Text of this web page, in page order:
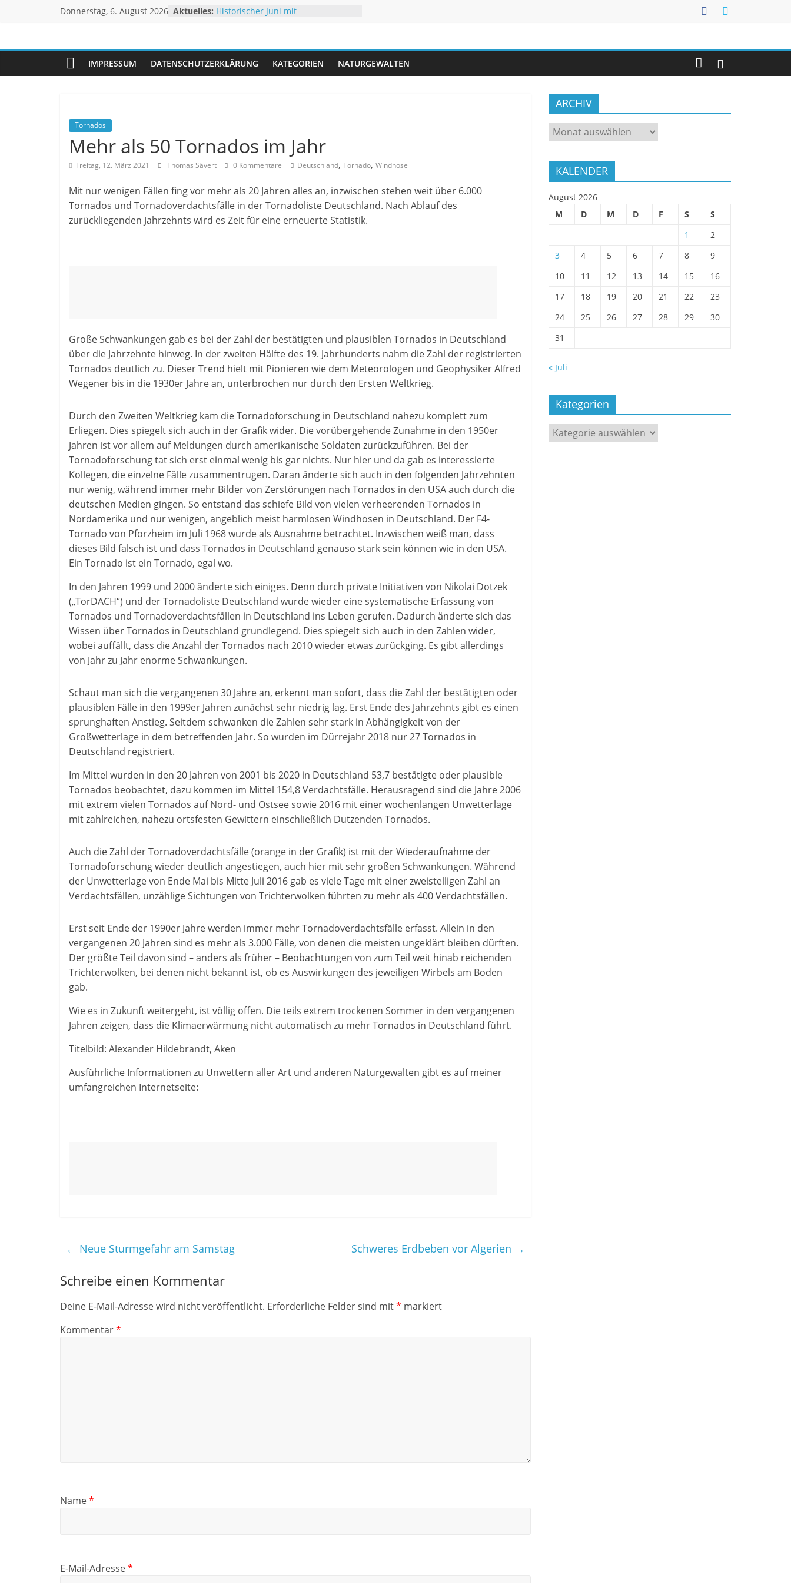
Donnerstag, 6. August 2026 Aktuelles: Historischer Juni mit
Rheinpegel mit neuen Rekorden
Sturm BERTHA trifft USA
Extremes Niedrigwasser – kaum
Unwetteragentur
powered
IMPRESSUM DATENSCHUTZERKLÄRUNG KATEGORIEN NATURGEWALTEN
Tornados
Mehr als 50 Tornados im Jahr
Freitag, 12. März 2021 Thomas Sävert 0 Kommentare Deutschland, Tornado, Windhose
Mit nur wenigen Fällen fing vor mehr als 20 Jahren alles an, inzwischen stehen weit über 6.000
Tornados und Tornadoverdachtsfälle in der Tornadoliste Deutschland. Nach Ablauf des
zurückliegenden Jahrzehnts wird es Zeit für eine erneuerte Statistik.
Große Schwankungen gab es bei der Zahl der bestätigten und plausiblen Tornados in Deutschland
über die Jahrzehnte hinweg. In der zweiten Hälfte des 19. Jahrhunderts nahm die Zahl der registrierten
Tornados deutlich zu. Dieser Trend hielt mit Pionieren wie dem Meteorologen und Geophysiker Alfred
Wegener bis in die 1930er Jahre an, unterbrochen nur durch den Ersten Weltkrieg.
Durch den Zweiten Weltkrieg kam die Tornadoforschung in Deutschland nahezu komplett zum
Erliegen. Dies spiegelt sich auch in der Grafik wider. Die vorübergehende Zunahme in den 1950er
Jahren ist vor allem auf Meldungen durch amerikanische Soldaten zurückzuführen. Bei der
Tornadoforschung tat sich erst einmal wenig bis gar nichts. Nur hier und da gab es interessierte
Kollegen, die einzelne Fälle zusammentrugen. Daran änderte sich auch in den folgenden Jahrzehnten
nur wenig, während immer mehr Bilder von Zerstörungen nach Tornados in den USA auch durch die
deutschen Medien gingen. So entstand das schiefe Bild von vielen verheerenden Tornados in
Nordamerika und nur wenigen, angeblich meist harmlosen Windhosen in Deutschland. Der F4-
Tornado von Pforzheim im Juli 1968 wurde als Ausnahme betrachtet. Inzwischen weiß man, dass
dieses Bild falsch ist und dass Tornados in Deutschland genauso stark sein können wie in den USA.
Ein Tornado ist ein Tornado, egal wo.
In den Jahren 1999 und 2000 änderte sich einiges. Denn durch private Initiativen von Nikolai Dotzek
(„TorDACH“) und der Tornadoliste Deutschland wurde wieder eine systematische Erfassung von
Tornados und Tornadoverdachtsfällen in Deutschland ins Leben gerufen. Dadurch änderte sich das
Wissen über Tornados in Deutschland grundlegend. Dies spiegelt sich auch in den Zahlen wider,
wobei auffällt, dass die Anzahl der Tornados nach 2010 wieder etwas zurückging. Es gibt allerdings
von Jahr zu Jahr enorme Schwankungen.
Schaut man sich die vergangenen 30 Jahre an, erkennt man sofort, dass die Zahl der bestätigten oder
plausiblen Fälle in den 1999er Jahren zunächst sehr niedrig lag. Erst Ende des Jahrzehnts gibt es einen
sprunghaften Anstieg. Seitdem schwanken die Zahlen sehr stark in Abhängigkeit von der
Großwetterlage in dem betreffenden Jahr. So wurden im Dürrejahr 2018 nur 27 Tornados in
Deutschland registriert.
Im Mittel wurden in den 20 Jahren von 2001 bis 2020 in Deutschland 53,7 bestätigte oder plausible
Tornados beobachtet, dazu kommen im Mittel 154,8 Verdachtsfälle. Herausragend sind die Jahre 2006
mit extrem vielen Tornados auf Nord- und Ostsee sowie 2016 mit einer wochenlangen Unwetterlage
mit zahlreichen, nahezu ortsfesten Gewittern einschließlich Dutzenden Tornados.
Auch die Zahl der Tornadoverdachtsfälle (orange in der Grafik) ist mit der Wiederaufnahme der
Tornadoforschung wieder deutlich angestiegen, auch hier mit sehr großen Schwankungen. Während
der Unwetterlage von Ende Mai bis Mitte Juli 2016 gab es viele Tage mit einer zweistelligen Zahl an
Verdachtsfällen, unzählige Sichtungen von Trichterwolken führten zu mehr als 400 Verdachtsfällen.
Erst seit Ende der 1990er Jahre werden immer mehr Tornadoverdachtsfälle erfasst. Allein in den
vergangenen 20 Jahren sind es mehr als 3.000 Fälle, von denen die meisten ungeklärt bleiben dürften.
Der größte Teil davon sind – anders als früher – Beobachtungen von zum Teil weit hinab reichenden
Trichterwolken, bei denen nicht bekannt ist, ob es Auswirkungen des jeweiligen Wirbels am Boden
gab.
Wie es in Zukunft weitergeht, ist völlig offen. Die teils extrem trockenen Sommer in den vergangenen
Jahren zeigen, dass die Klimaerwärmung nicht automatisch zu mehr Tornados in Deutschland führt.
Titelbild: Alexander Hildebrandt, Aken
Ausführliche Informationen zu Unwettern aller Art und anderen Naturgewalten gibt es auf meiner
umfangreichen Internetseite:
← Neue Sturmgefahr am Samstag Schweres Erdbeben vor Algerien →
Schreibe einen Kommentar
Deine E-Mail-Adresse wird nicht veröffentlicht. Erforderliche Felder sind mit* markiert
Kommentar*
Name*
E-Mail-Adresse*
ARCHIV
ARCHIV
KALENDER
August 2026
M
D M D F S
S
1
2
3
4 5 6 7 8
9
10
11 12 13 14 15
16
17
18 19 20 21 22
23
24
25 26 27 28 29
30
31
« Juli
Kategorien
Kategorien